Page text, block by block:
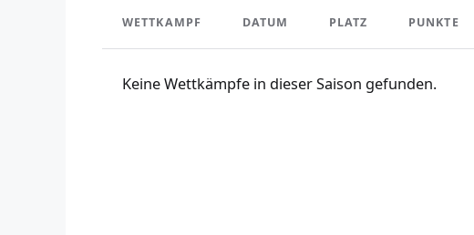
WETTKAMPF DATUM PLATZ PUNKTE
Keine Wettkämpfe in dieser Saison gefunden.